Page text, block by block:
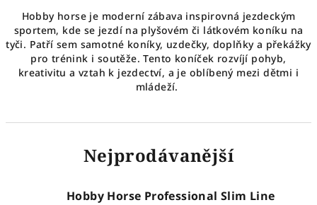
Hobby horse je moderní zábava inspirovná jezdeckým
sportem, kde se jezdí na plyšovém či látkovém koníku na
tyči. Patří sem samotné koníky, uzdečky, doplňky a překážky
pro trénink i soutěže. Tento koníček rozvíjí pohyb,
kreativitu a vztah k jezdectví, a je oblíbený mezi dětmi i
mládeží.
Nejprodávanější
Hobby Horse Professional Slim Line